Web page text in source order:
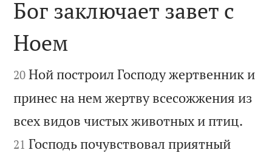

Бог заключает завет с
Ноем

20 Ной построил Господу жертвенник и
принес на нем жертву всесожжения из
всех видов чистых животных и птиц.
21 Господь почувствовал приятный